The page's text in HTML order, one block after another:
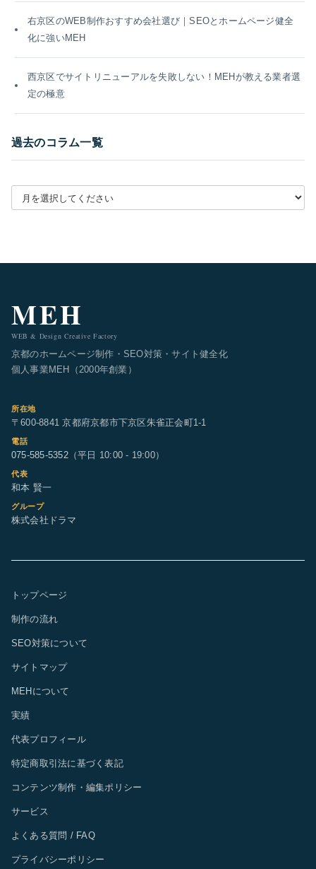
右京区のWEB制作おすすめ会社選び｜SEOとホームページ健全
化に強いMEH
西京区でサイトリニューアルを失敗しない！MEHが教える業者選
定の極意
過去のコラム一覧
月別アーカイブを選択
MEH
WEB & Design Creative Factory
京都のホームページ制作・SEO対策・サイト健全化
個人事業MEH（2000年創業）
所在地
〒600-8841 京都府京都市下京区朱雀正会町1-1
電話
075-585-5352（平日 10:00 - 19:00）
代表
和本 賢一
グループ
株式会社ドラマ
トップページ
制作の流れ
SEO対策について
サイトマップ
MEHについて
実績
代表プロフィール
特定商取引法に基づく表記
コンテンツ制作・編集ポリシー
サービス
よくある質問 / FAQ
プライバシーポリシー